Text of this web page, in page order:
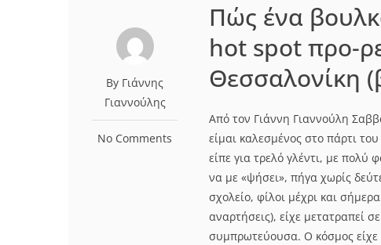
By Γιάννης
Γιαννούλης
No Comments
Πώς ένα
hot spot προ-
Θεσσαλονίκη
Από τον Γιάννη Γιαννούλη
είμαι καλεσμένος στο πάρτι
είπε για τρελό γλέντι, με πολύ
να με «ψήσει», πήγα χωρίς
σχολείο, φίλοι μέχρι και
αναρτήσεις), είχε μετατραπεί
συμπρωτεύουσα. Ο κόσμος είχε